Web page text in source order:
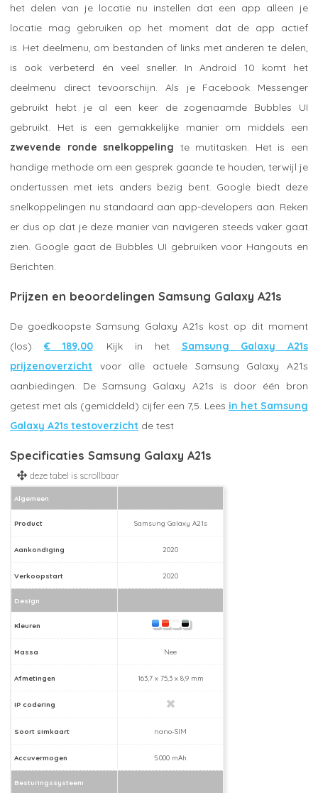
het delen van je locatie nu instellen dat een app alleen je
locatie mag gebruiken op het moment dat de app actief
is. Het deelmenu, om bestanden of links met anderen te delen,
is ook verbeterd én veel sneller. In Android 10 komt het
deelmenu direct tevoorschijn. Als je Facebook Messenger
gebruikt hebt je al een keer de zogenaamde Bubbles UI
gebruikt. Het is een gemakkelijke manier om middels een
zwevende ronde snelkoppeling te mutitasken. Het is een
handige methode om een gesprek gaande te houden, terwijl je
ondertussen met iets anders bezig bent. Google biedt deze
snelkoppelingen nu standaard aan app-developers aan. Reken
er dus op dat je deze manier van navigeren steeds vaker gaat
zien. Google gaat de Bubbles UI gebruiken voor Hangouts en
Berichten.
Prijzen en beoordelingen Samsung Galaxy A21s
De goedkoopste Samsung Galaxy A21s kost op dit moment
(los) € 189,00. Kijk in het Samsung Galaxy A21s
prijzenoverzicht voor alle actuele Samsung Galaxy A21s
aanbiedingen. De Samsung Galaxy A21s is door één bron
getest met als (gemiddeld) cijfer een 7,5. Lees in het Samsung
Galaxy A21s testoverzicht de test
Specificaties Samsung Galaxy A21s
Algemeen
Product Samsung Galaxy A21s
Aankondiging 2020
Verkoopstart 2020
Design
Kleuren
Massa Nee
Afmetingen 163,7 x 75,3 x 8,9 mm
IP codering
Soort simkaart nano-SIM
Accuvermogen 5.000 mAh
Besturingssysteem